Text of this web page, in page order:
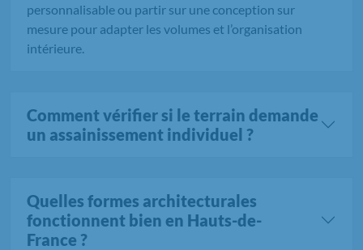
personnalisable ou partir sur une conception sur
mesure pour adapter les volumes et l’organisation
intérieure.
Comment vérifier si le terrain demande
un assainissement individuel ?
Quelles formes architecturales
fonctionnent bien en Hauts-de-
France ?